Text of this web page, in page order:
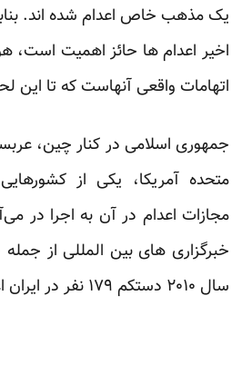
یک مذهب خاص اعدام شده اند.
اخیر اعدام ها حائز اهمیت است،
اتهامات واقعی آنهاست که تا
جمهوری اسلامی در کنار چین،
متحده آمریکا، یکی از
مجازات اعدام در آن به اجرا در
خبرگزاری های بین المللی از جمله
سال ۲۰۱۰ دستکم ۱۷۹ نفر در ایران اعدام شده‌اند.